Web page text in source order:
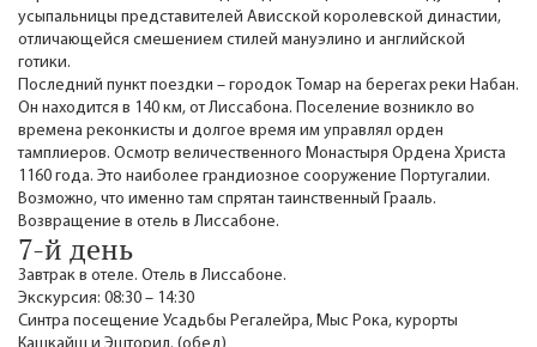
усыпальницы представителей Ависской королевской династии,
отличающейся смешением стилей мануэлино и английской
готики.
Последний пункт поездки – городок Томар на берегах реки Набан.
Он находится в 140 км, от Лиссабона. Поселение возникло во
времена реконкисты и долгое время им управлял орден
тамплиеров. Осмотр величественного Монастыря Ордена Христа
1160 года. Это наиболее грандиозное сооружение Португалии.
Возможно, что именно там спрятан таинственный Грааль.
Возвращение в отель в Лиссабоне.
7-й день
Завтрак в отеле. Отель в Лиссабоне.
Экскурсия: 08:30 – 14:30
Синтра посещение Усадьбы Регалейра, Мыс Рока, курорты